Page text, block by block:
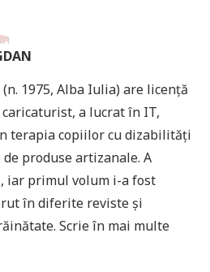
1975, Alba Iulia) are licență
a lucrat în IT,
terapia copiilor cu dizabilități
produse artizanale. A
iar primul volum i-a fost
în diferite reviste și
Scrie în mai multe